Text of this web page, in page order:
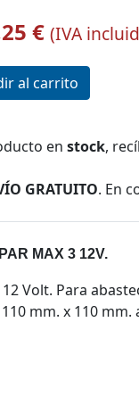
€ (IVA
en stock,
GRATUITO. En
MAX 3 12V.
Volt. Para
mm. x 110 mm.